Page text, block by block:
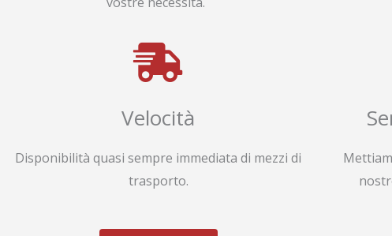
Velocità
Disponibilità quasi sempre immediata di mezzi di
trasporto.